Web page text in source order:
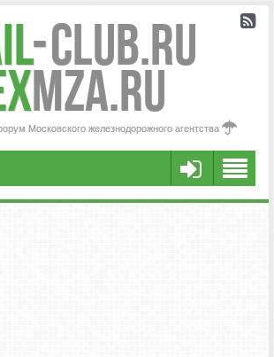
-Club.RU
MZA.RU
Московского железнодорожного агентства